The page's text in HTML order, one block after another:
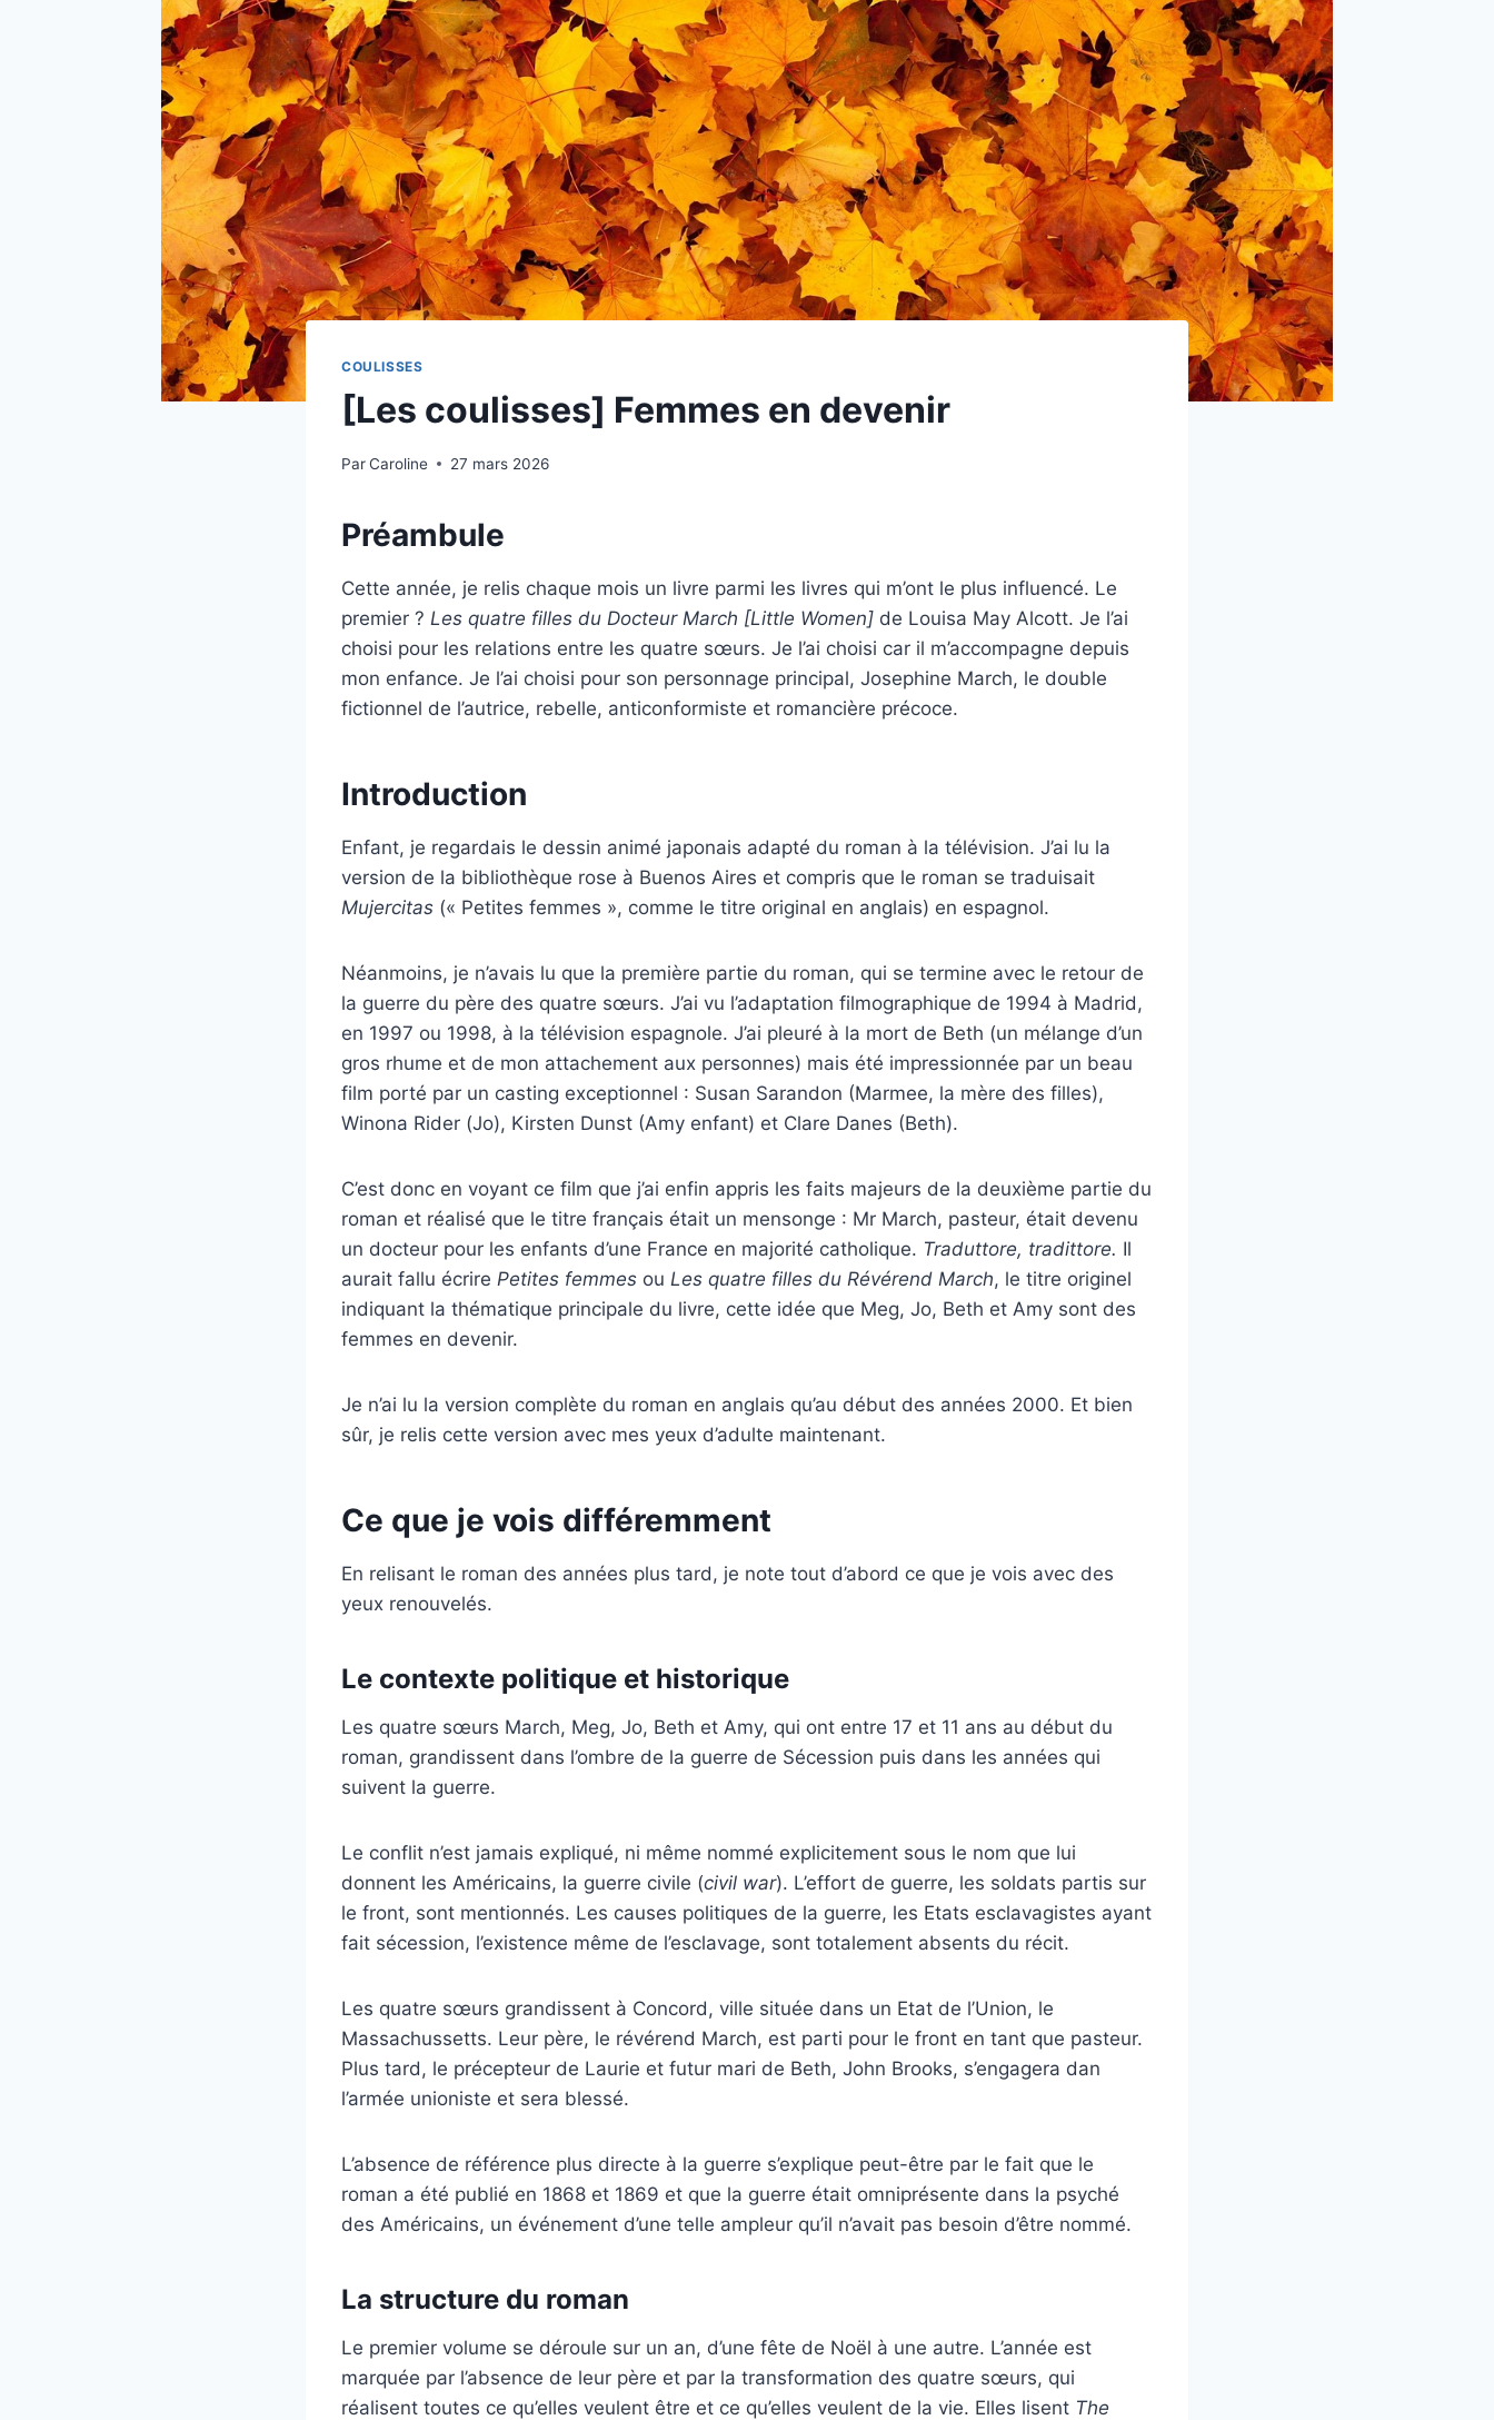
COULISSES
[Les coulisses] Femmes en devenir
ParCaroline 27 mars 2026
Préambule
Cette année, je relis chaque mois un livre parmi les livres qui m’ont le plus influencé. Le
premier ? Les quatre filles du Docteur March [Little Women] de Louisa May Alcott. Je l’ai
choisi pour les relations entre les quatre sœurs. Je l’ai choisi car il m’accompagne depuis
mon enfance. Je l’ai choisi pour son personnage principal, Josephine March, le double
fictionnel de l’autrice, rebelle, anticonformiste et romancière précoce.
Introduction
Enfant, je regardais le dessin animé japonais adapté du roman à la télévision. J’ai lu la
version de la bibliothèque rose à Buenos Aires et compris que le roman se traduisait
Mujercitas (« Petites femmes », comme le titre original en anglais) en espagnol.
Néanmoins, je n’avais lu que la première partie du roman, qui se termine avec le retour de
la guerre du père des quatre sœurs. J’ai vu l’adaptation filmographique de 1994 à Madrid,
en 1997 ou 1998, à la télévision espagnole. J’ai pleuré à la mort de Beth (un mélange d’un
gros rhume et de mon attachement aux personnes) mais été impressionnée par un beau
film porté par un casting exceptionnel : Susan Sarandon (Marmee, la mère des filles),
Winona Rider (Jo), Kirsten Dunst (Amy enfant) et Clare Danes (Beth).
C’est donc en voyant ce film que j’ai enfin appris les faits majeurs de la deuxième partie du
roman et réalisé que le titre français était un mensonge : Mr March, pasteur, était devenu
un docteur pour les enfants d’une France en majorité catholique. Traduttore, tradittore. Il
aurait fallu écrire Petites femmes ou Les quatre filles du Révérend March, le titre originel
indiquant la thématique principale du livre, cette idée que Meg, Jo, Beth et Amy sont des
femmes en devenir.
Je n’ai lu la version complète du roman en anglais qu’au début des années 2000. Et bien
sûr, je relis cette version avec mes yeux d’adulte maintenant.
Ce que je vois différemment
En relisant le roman des années plus tard, je note tout d’abord ce que je vois avec des
yeux renouvelés.
Le contexte politique et historique
Les quatre sœurs March, Meg, Jo, Beth et Amy, qui ont entre 17 et 11 ans au début du
roman, grandissent dans l’ombre de la guerre de Sécession puis dans les années qui
suivent la guerre.
Le conflit n’est jamais expliqué, ni même nommé explicitement sous le nom que lui
donnent les Américains, la guerre civile (civil war). L’effort de guerre, les soldats partis sur
le front, sont mentionnés. Les causes politiques de la guerre, les Etats esclavagistes ayant
fait sécession, l’existence même de l’esclavage, sont totalement absents du récit.
Les quatre sœurs grandissent à Concord, ville située dans un Etat de l’Union, le
Massachussetts. Leur père, le révérend March, est parti pour le front en tant que pasteur.
Plus tard, le précepteur de Laurie et futur mari de Beth, John Brooks, s’engagera dan
l’armée unioniste et sera blessé.
L’absence de référence plus directe à la guerre s’explique peut-être par le fait que le
roman a été publié en 1868 et 1869 et que la guerre était omniprésente dans la psyché
des Américains, un événement d’une telle ampleur qu’il n’avait pas besoin d’être nommé.
La structure du roman
Le premier volume se déroule sur un an, d’une fête de Noël à une autre. L’année est
marquée par l’absence de leur père et par la transformation des quatre sœurs, qui
réalisent toutes ce qu’elles veulent être et ce qu’elles veulent de la vie. Elles lisent The